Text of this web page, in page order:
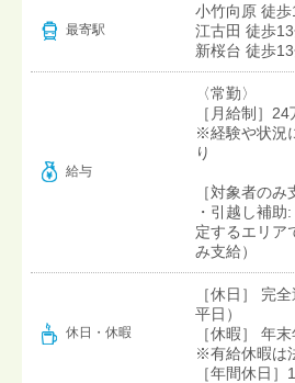
最寄駅
小竹向原 徒歩
江古田 徒歩
新桜台 徒歩
給与
〈常勤〉
［月給制］24
※経験や状況
り
［対象者のみ
・引越し補
定するエリア
み支給）
休日・休暇
［休日］ 完
平日）
［休暇］ 年
※有給休暇は
［年間休日